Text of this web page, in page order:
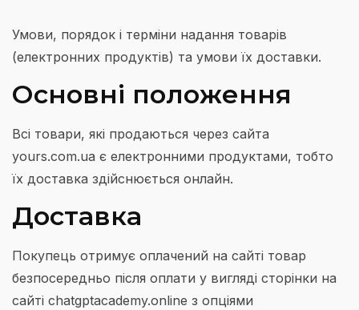
Умови, порядок і терміни надання товарів
(електронних продуктів) та умови їх доставки.
Основні положення
Всі товари, які продаються через сайта
yours.com.ua є електронними продуктами, тобто
їх доставка здійснюється онлайн.
Доставка
Покупець отримує оплачений на сайті товар
безпосередньо після оплати у вигляді сторінки на
сайті chatgptacademy.online з опціями